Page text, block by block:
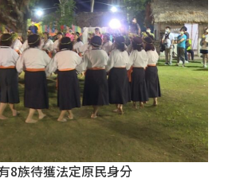
8族待獲法定原民身分